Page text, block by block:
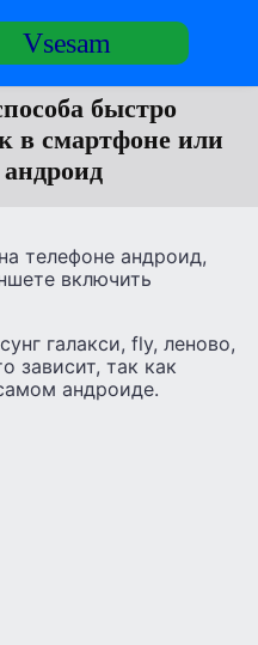
Vsesam
быстро
в смартфоне или
телефоне андроид,
включить
галакси, fly, леново,
зависит, так как
андроиде.